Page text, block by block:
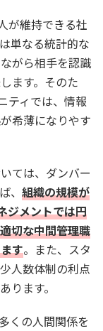
が維持できる社
単なる統計的な
がら相手を認識
ます。そのた
ティでは、情報
希薄になりやす
ては、ダンバー
、 組織の規模が
ジメントでは円
切な中間管理職
す。また、スタ
人数体制の利点
ります。
くの人間関係を